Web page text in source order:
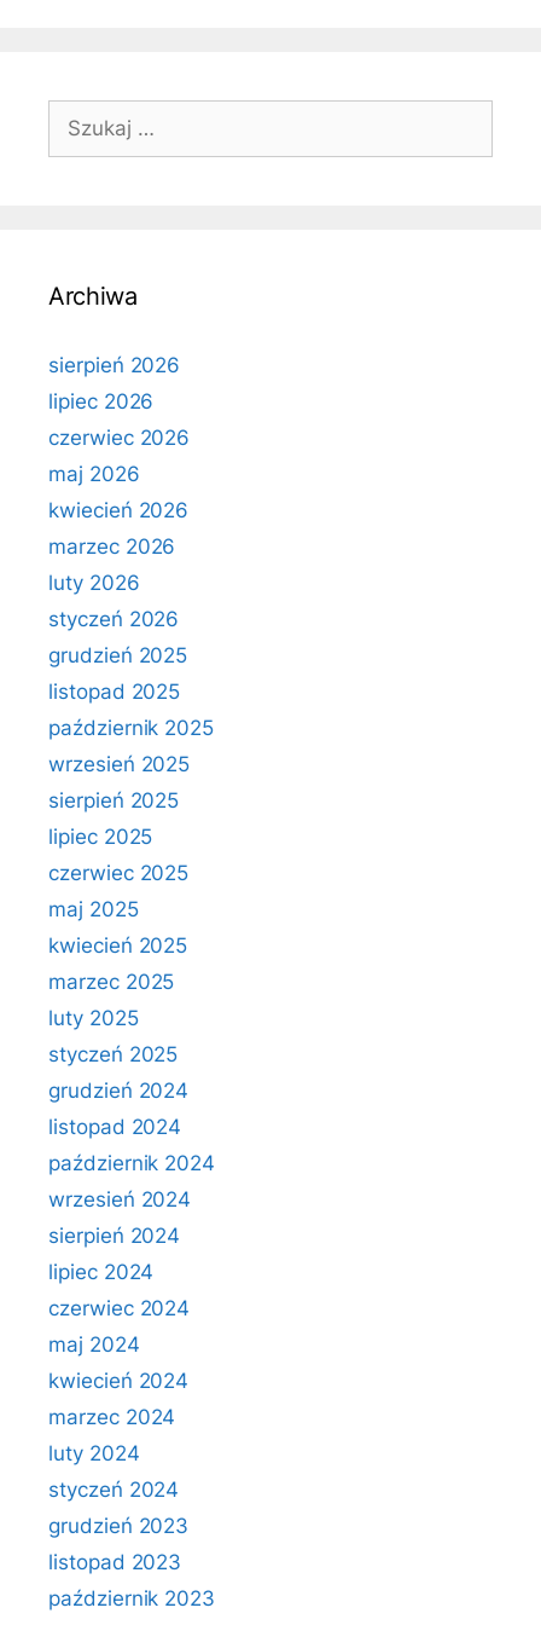
Szukaj:
Archiwa
sierpień 2026
lipiec 2026
czerwiec 2026
maj 2026
kwiecień 2026
marzec 2026
luty 2026
styczeń 2026
grudzień 2025
listopad 2025
październik 2025
wrzesień 2025
sierpień 2025
lipiec 2025
czerwiec 2025
maj 2025
kwiecień 2025
marzec 2025
luty 2025
styczeń 2025
grudzień 2024
listopad 2024
październik 2024
wrzesień 2024
sierpień 2024
lipiec 2024
czerwiec 2024
maj 2024
kwiecień 2024
marzec 2024
luty 2024
styczeń 2024
grudzień 2023
listopad 2023
październik 2023